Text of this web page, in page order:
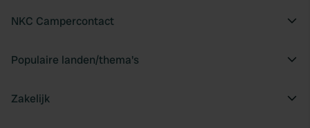
NKC Campercontact
Populaire landen/thema's
Zakelijk